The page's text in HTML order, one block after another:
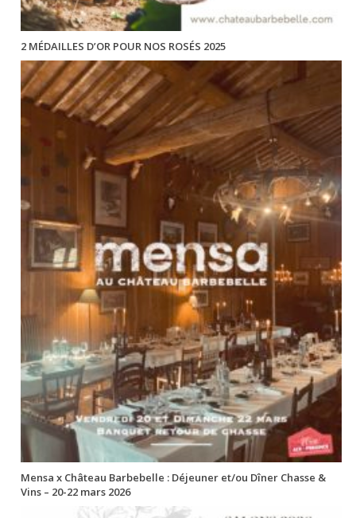
2 MÉDAILLES D’OR POUR NOS ROSÉS 2025
Mensa x Château Barbebelle : Déjeuner et/ou Dîner Chasse &
Vins – 20-22 mars 2026